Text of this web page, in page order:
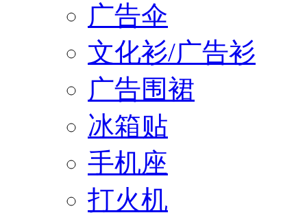
广告伞
文化衫/广告衫
广告围裙
冰箱贴
手机座
打火机